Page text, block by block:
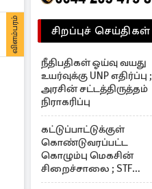
விளம்பரம் சிறப்புச் செய்திகள்
நீதிபதிகள் ஓய்வு வயது
உயர்வுக்கு UNP எதிர்ப்பு ;
அரசின் சட்டத்திருத்தம்
நிராகரிப்பு
கட்டுப்பாட்டுக்குள்
கொண்டுவரப்பட்ட
கொழும்பு மெகசின்
சிறைச்சாலை ; STF
களத்தில்